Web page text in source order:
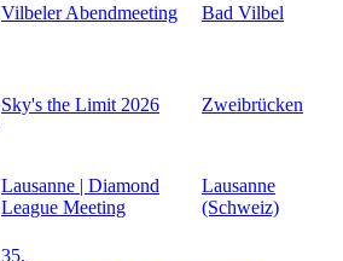
Vilbeler Abendmeeting Bad Vilbel
Sky's the Limit 2026 Zweibrücken
Lausanne | Diamond
League Meeting
Lausanne
(Schweiz)
35.